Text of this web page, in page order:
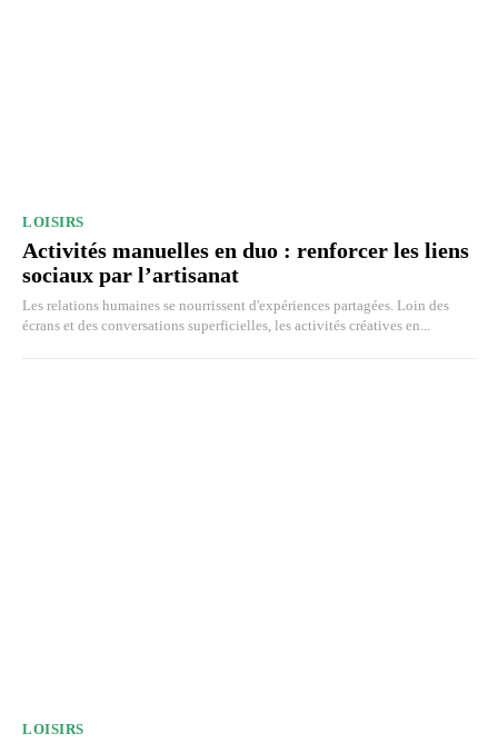
LOISIRS
Activités manuelles en duo : renforcer les liens
sociaux par l’artisanat
Les relations humaines se nourrissent d'expériences partagées. Loin des
écrans et des conversations superficielles, les activités créatives en...
LOISIRS